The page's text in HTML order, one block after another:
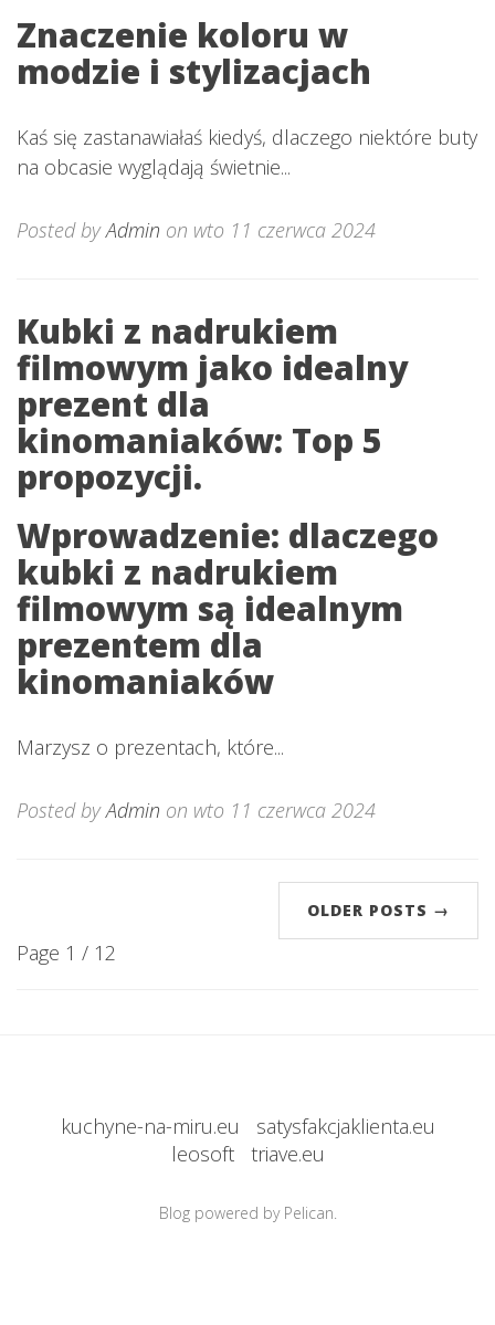
Znaczenie koloru w
modzie i stylizacjach
Kaś się zastanawiałaś kiedyś, dlaczego niektóre buty
na obcasie wyglądają świetnie...
Posted byAdmin on wto 11 czerwca 2024
Kubki z nadrukiem
filmowym jako idealny
prezent dla
kinomaniaków: Top 5
propozycji.
Wprowadzenie: dlaczego
kubki z nadrukiem
filmowym są idealnym
prezentem dla
kinomaniaków
Marzysz o prezentach, które...
Posted byAdmin on wto 11 czerwca 2024
OLDER POSTS →
Page 1 / 12
kuchyne-na-miru.eu
satysfakcjaklienta.eu
leosoft
triave.eu
Blog powered by Pelican.